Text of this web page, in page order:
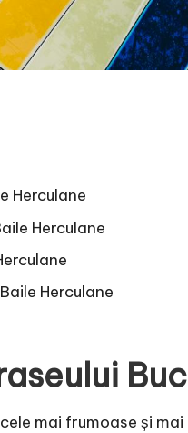
Herculane
Herculane
Herculane
mai frumoase și